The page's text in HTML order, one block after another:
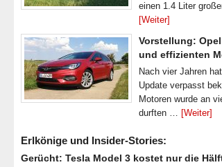
einen 1.4 Liter
[Weiter]
Vorstellung:
und effizienten
Nach vier Jahren
Update verpasst
Motoren wurde an
durften … [Weiter]
Erlkönige und Insider-Stories:
Gerücht: Tesla Model 3 kostet nur die